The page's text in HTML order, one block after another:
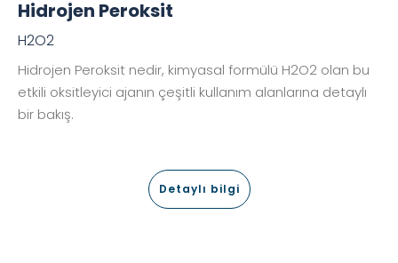
Hidrojen Peroksit
H2O2
Hidrojen Peroksit nedir, kimyasal formülü H2O2 olan bu
etkili oksitleyici ajanın çeşitli kullanım alanlarına detaylı
bir bakış.
Detaylı bilgi